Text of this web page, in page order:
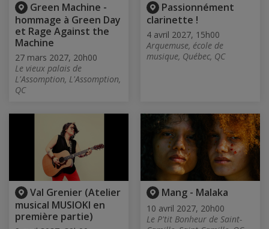
Green Machine -
hommage à Green Day
et Rage Against the
Machine
27 mars 2027, 20h00
Le vieux palais de
L'Assomption, L'Assomption,
QC
Passionnément
clarinette !
4 avril 2027, 15h00
Arquemuse, école de
musique, Québec, QC
Val Grenier (Atelier
musical MUSIOKI en
première partie)
Mang - Malaka
10 avril 2027, 20h00
Le P'tit Bonheur de Saint-